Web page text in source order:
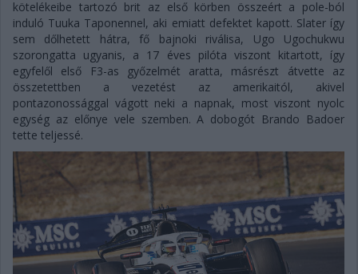
kötelékeibe tartozó brit az első körben összeért a pole-ból
induló Tuuka Taponennel, aki emiatt defektet kapott. Slater így
sem dőlhetett hátra, fő bajnoki riválisa, Ugo Ugochukwu
szorongatta ugyanis, a 17 éves pilóta viszont kitartott, így
egyfelől első F3-as győzelmét aratta, másrészt átvette az
összetettben a vezetést az amerikaitól, akivel
pontazonossággal vágott neki a napnak, most viszont nyolc
egység az előnye vele szemben. A dobogót Brando Badoer
tette teljessé.